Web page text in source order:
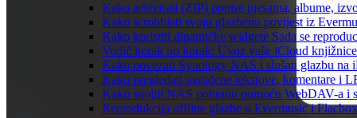
Kako arhivirati (ZIP) popise pjesama, albume,
Kako scrobblati svoju glazbenu povijest iz
Kako koristiti dinamičke widgete Sada se
Vodič korak po korak: Uvoz vaše iCloud
Kako povezati Synology NAS i slušati glazbu na
Kako pregledati ugrađene tekstove, komentare i
Kako spojiti NAS pohranu pomoću WebDAV-a i
Reprodukcija offline glazbe u Evermusic i